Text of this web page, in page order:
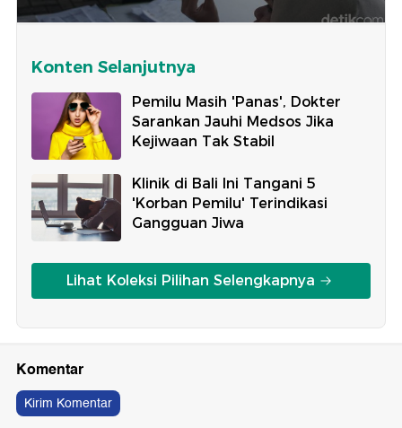
Konten Selanjutnya
Pemilu Masih 'Panas', Dokter
Sarankan Jauhi Medsos Jika
Kejiwaan Tak Stabil
Klinik di Bali Ini Tangani 5
'Korban Pemilu' Terindikasi
Gangguan Jiwa
Lihat Koleksi Pilihan Selengkapnya
Komentar
Kirim Komentar